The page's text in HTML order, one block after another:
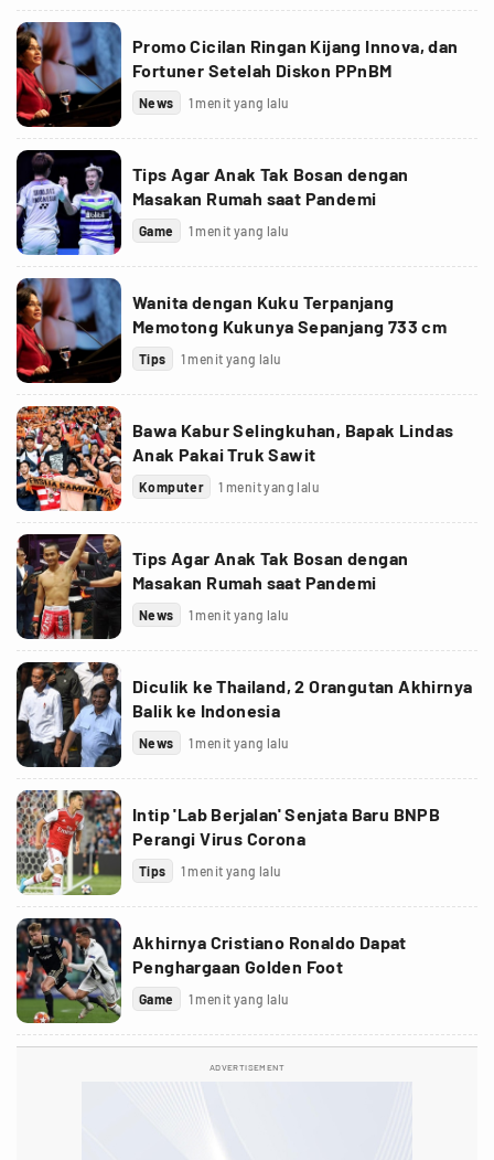
Promo Cicilan Ringan Kijang Innova, dan
Fortuner Setelah Diskon PPnBM
News 1 menit yang lalu
Tips Agar Anak Tak Bosan dengan
Masakan Rumah saat Pandemi
Game 1 menit yang lalu
Wanita dengan Kuku Terpanjang
Memotong Kukunya Sepanjang 733 cm
Tips 1 menit yang lalu
Bawa Kabur Selingkuhan, Bapak Lindas
Anak Pakai Truk Sawit
Komputer 1 menit yang lalu
Tips Agar Anak Tak Bosan dengan
Masakan Rumah saat Pandemi
News 1 menit yang lalu
Diculik ke Thailand, 2 Orangutan Akhirnya
Balik ke Indonesia
News 1 menit yang lalu
Intip 'Lab Berjalan' Senjata Baru BNPB
Perangi Virus Corona
Tips 1 menit yang lalu
Akhirnya Cristiano Ronaldo Dapat
Penghargaan Golden Foot
Game 1 menit yang lalu
ADVERTISEMENT